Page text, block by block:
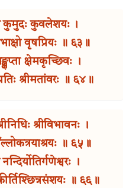
कुमुदः कुवलेशयः ।
वृषप्रियः ॥ ६३॥
क्षेमकृच्छिवः ।
श्रीमतांवरः ॥ ६४॥
श्रीविभावनः ।
॥ ६५॥
।
॥ ६६॥